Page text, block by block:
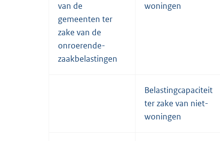
van de
gemeenten ter
zake van de
onroerende-
zaakbelastingen
woningen
Belastingcapaciteit
ter zake van niet-
woningen